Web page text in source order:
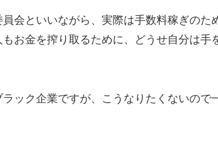
会といいながら、実際は手数料稼ぎのた
お金を搾り取るために、どうせ自分は手
ック企業ですが、こうなりたくないので